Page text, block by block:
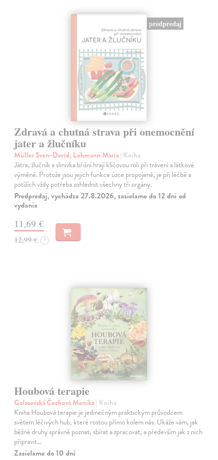
predpredaj
Zdravá a chutná strava při onemocnění
jater a žlučníku
Müller Sven-David, Lohmann Maria| Kniha
Játra, žlučník a slinivka břišní hrají klíčovou roli při trávení a látkové
výměně. Protože jsou jejich funkce úzce propojené, je při léčbě a
potížích vždy potřeba zohlednit všechny tři orgány.
Predpredaj, vychádza 27.8.2026, zasielame do 12 dní od
vydania
11,69 €
12,99 € ?
Houbová terapie
Golasovská Čechová Monika| Kniha
Kniha Houbová terapie je jedinečným praktickým průvodcem
světem léčivých hub, které rostou přímo kolem nás. Ukáže vám, jak
běžné druhy správně poznat, sbírat a zpracovat, a především jak z nich
připravit…
Zasielame do 10 dní